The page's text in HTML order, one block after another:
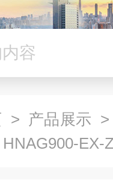
> 产品展示
EX-